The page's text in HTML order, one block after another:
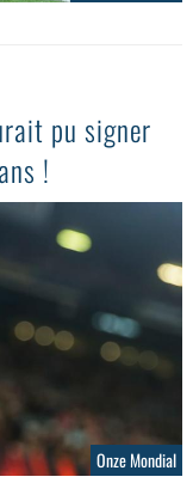
pu signer
!
Onze Mondial